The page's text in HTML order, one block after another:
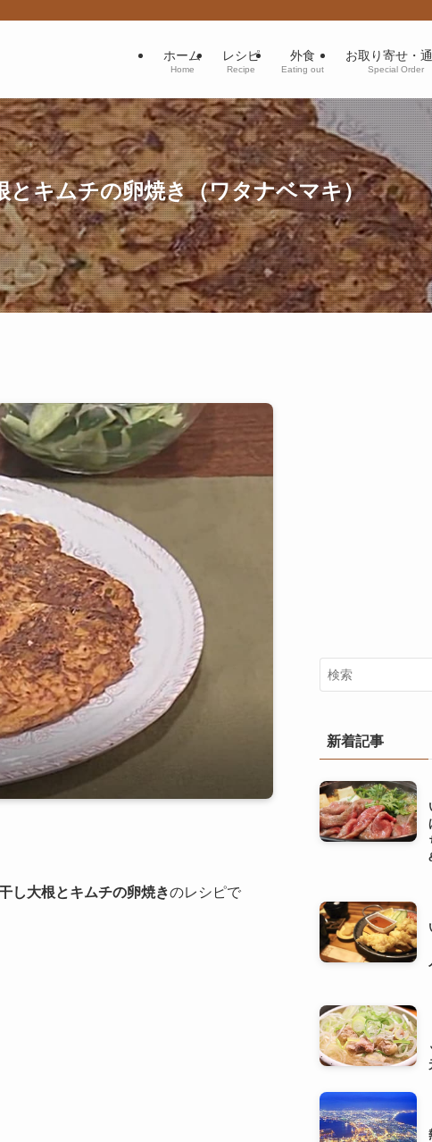
ホーム
Home
レシピ
Recipe
外食
Eating out
お取り寄せ・
Special Order
とキムチの卵焼き（ワタナベマキ）
し大根とキムチの卵焼きのレシピで
新着記事